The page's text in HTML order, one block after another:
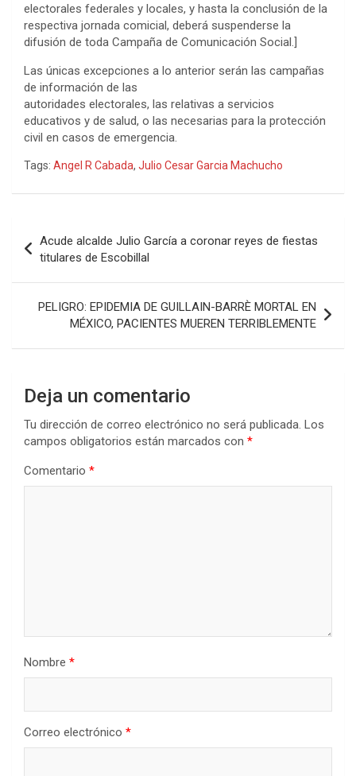
electorales federales y locales, y hasta la conclusión de la
respectiva jornada comicial, deberá suspenderse la
difusión de toda Campaña de Comunicación Social.]
Las únicas excepciones a lo anterior serán las campañas
de información de las
autoridades electorales, las relativas a servicios
educativos y de salud, o las necesarias para la protección
civil en casos de emergencia.
Tags: Angel R Cabada, Julio Cesar Garcia Machucho
de
entradas
Acude alcalde Julio García a coronar reyes de fiestas
titulares de Escobillal
PELIGRO: EPIDEMIA DE GUILLAIN-BARRÈ MORTAL EN
MÉXICO, PACIENTES MUEREN TERRIBLEMENTE
Deja un comentario
Tu dirección de correo electrónico no será publicada. Los
campos obligatorios están marcados con *
Comentario *
Nombre *
Correo electrónico *